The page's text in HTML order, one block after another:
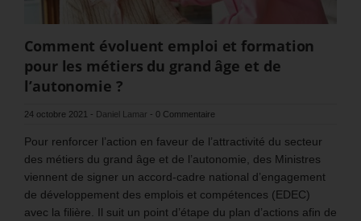
Comment évoluent emploi et formation
pour les métiers du grand âge et de
l’autonomie ?
24 octobre 2021 - Daniel Lamar - 0 Commentaire
Pour renforcer l’action en faveur de l’attractivité du secteur
des métiers du grand âge et de l’autonomie, des Ministres
viennent de signer un accord-cadre national d’engagement
de développement des emplois et compétences (EDEC)
avec la filière. Il suit un point d’étape du plan d’actions afin de